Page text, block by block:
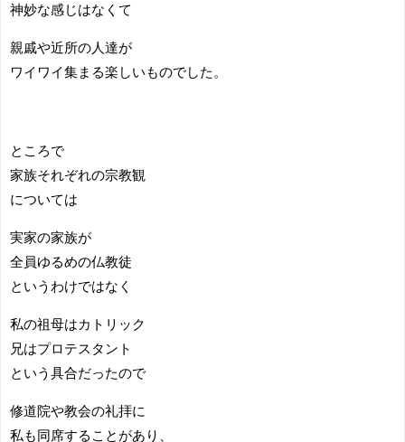
神妙な感じはなくて
親戚や近所の人達が
ワイワイ集まる楽しいものでした。
ところで
家族それぞれの宗教観
については
実家の家族が
全員ゆるめの仏教徒
というわけではなく
私の祖母はカトリック
兄はプロテスタント
という具合だったので
修道院や教会の礼拝に
私も同席することがあり、